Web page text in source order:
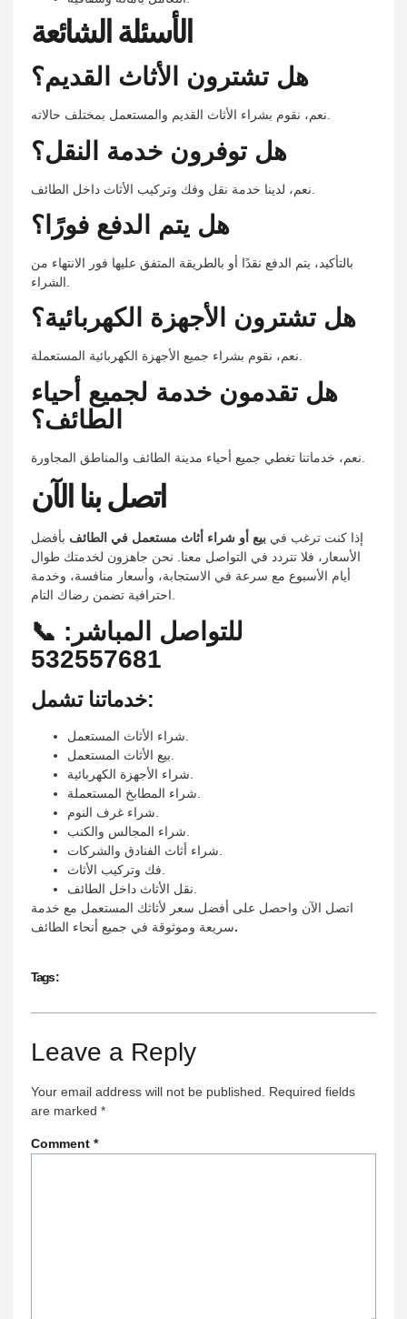
الأسئلة الشائعة
هل تشترون الأثاث القديم؟
نعم، نقوم بشراء الأثاث القديم والمستعمل بمختلف حالاته.
هل توفرون خدمة النقل؟
هل يتم الدفع فورًا؟
بالتأكيد، يتم الدفع نقدًا أو بالطريقة المتفق عليها فور الانتهاء من
هل تشترون الأجهزة الكهربائية؟
نعم، نقوم بشراء جميع الأجهزة الكهربائية المستعملة.
هل تقدمون خدمة لجميع أحياء
الطائف؟
اتصل بنا الآن
إذا كنت ترغب في بيع أو شراء أثاث مستعمل في الطائف بأفضل
الأسعار، فلا تتردد في التواصل معنا. نحن جاهزون لخدمتك طوال
أيام الأسبوع مع سرعة في الاستجابة، وأسعار منافسة، وخدمة
احترافية تضمن رضاك التام.
📞 للتواصل المباشر:
532557681
خدماتنا تشمل:
اتصل الآن واحصل على أفضل سعر لأثاثك المستعمل مع خدمة
سريعة وموثوقة في جميع أنحاء الطائف.
Tags :
Leave a Reply
Your email address will not be published.
Required fields
are marked *
Comment *